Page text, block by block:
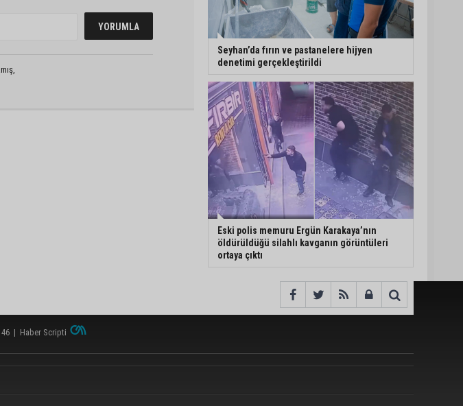
Seyhan’da fırın ve pastanelere hijyen
denetimi gerçekleştirildi
Eski polis memuru Ergün Karakaya’nın
öldürüldüğü silahlı kavganın görüntüleri
ortaya çıktı
| Haber Scripti